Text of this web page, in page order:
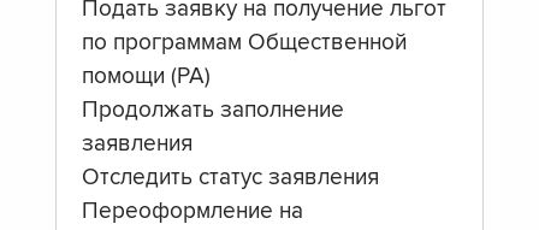
Подать заявку на получение льгот
по программам Общественной
помощи (PA)
Продолжать заполнение
заявления
Отследить статус заявления
Переоформление на